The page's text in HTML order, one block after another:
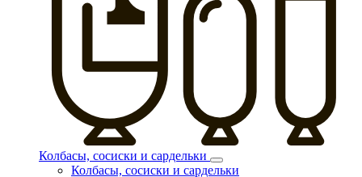
Колбасы, сосиски и сардельки
Колбасы, сосиски и сардельки